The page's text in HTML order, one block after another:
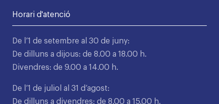
Horari d'atenció
De l’1 de setembre al 30 de juny:
De dilluns a dijous: de 8.00 a 18.00 h.
Divendres: de 9.00 a 14.00 h.
De l’1 de juliol al 31 d’agost:
De dilluns a divendres: de 8.00 a 15.00 h.